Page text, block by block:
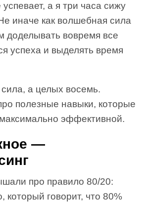
а я три часа сижу
иначе как волшебная сила
доделывать вовремя все
успеха и выделять время
а целых восемь.
полезные навыки, которые
эффективной.
—
про правило 80/20:
который говорит, что 80%